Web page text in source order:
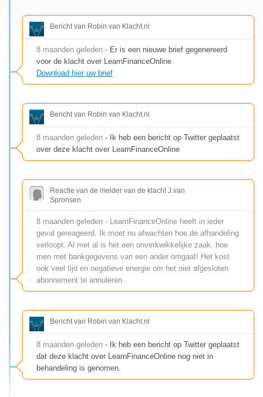
Bericht van Robin van Klacht.nl
8 maanden geleden - Er is een nieuwe brief gegenereerd
voor de klacht over LearnFinanceOnline
Download hier uw brief
Bericht van Robin van Klacht.nl
8 maanden geleden - Ik heb een bericht op Twitter geplaatst
over deze klacht over LearnFinanceOnline
Reactie van de melder van de klacht J.van
Spronsen
8 maanden geleden - LearnFinanceOnline heeft in ieder
geval gereageerd. Ik moet nu afwachten hoe de afhandeling
verloopt. Al met al is het een onverkwikkelijke zaak, hoe
men met bankgegevens van een ander omgaat! Het kost
ook veel tijd en negatieve energie om het niet afgesloten
abonnement te annuleren.
Bericht van Robin van Klacht.nl
8 maanden geleden - Ik heb een bericht op Twitter geplaatst
dat deze klacht over LearnFinanceOnline nog niet in
behandeling is genomen.